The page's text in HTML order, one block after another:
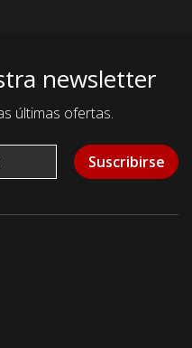
newsletter
últimas ofertas.
Suscribirse